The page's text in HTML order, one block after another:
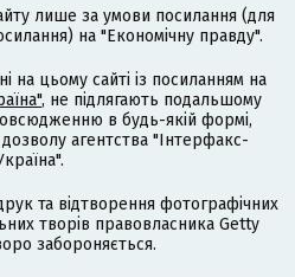
лише за умови посилання (для
на "Економічну правду".
на цьому сайті із посиланням на
, не підлягають подальшому
в будь-якій формі,
агентства "Інтерфакс-
та відтворення фотографічних
творів правовласника Getty
забороняється.